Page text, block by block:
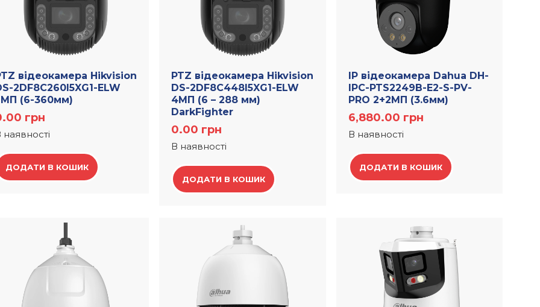
відеокамера Hikvision
2DF8C260I5XG1-ELW
(6-360мм)
грн
наявності
ДОДАТИ В КОШИК
PTZ відеокамера Hikvision
DS-2DF8C448I5XG1-ELW
4МП (6 – 288 мм)
DarkFighter
0.00 грн
В наявності
ДОДАТИ В КОШИК
IP відеокамера Dahua DH-
IPC-PTS2249B-E2-S-PV-
PRO 2+2МП (3.6мм)
6,880.00 грн
В наявності
ДОДАТИ В КОШИК